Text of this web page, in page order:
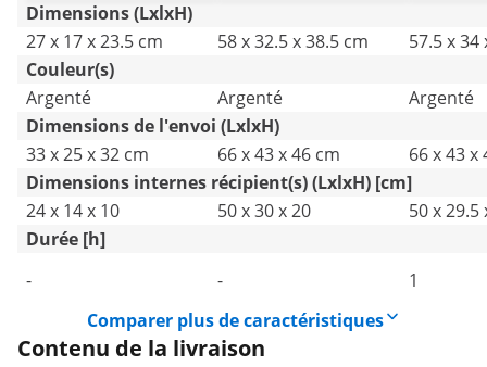
Dimensions (LxlxH)
27 x 17 x 23.5 cm
58 x 32.5 x 38.5 cm
57.5 x 34
Couleur(s)
Argenté
Argenté
Argenté
Dimensions de l'envoi (LxlxH)
33 x 25 x 32 cm
66 x 43 x 46 cm
66 x 43 x
Dimensions internes récipient(s) (LxlxH) [cm]
24 x 14 x 10
50 x 30 x 20
50 x 29.5
Durée [h]
-
-
1
Comparer plus de caractéristiques
Contenu de la livraison